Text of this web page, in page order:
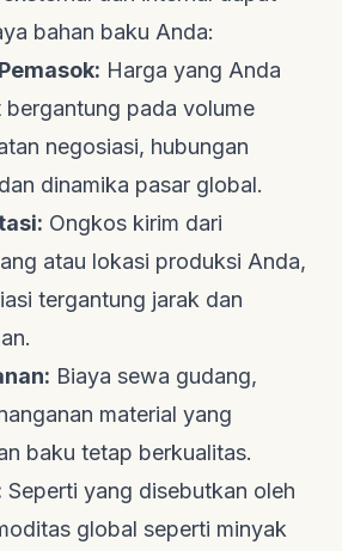
bahan baku Anda:
Harga yang Anda
pada volume
negosiasi, hubungan
dinamika pasar global.
Ongkos kirim dari
atau lokasi produksi Anda,
tergantung jarak dan
Biaya sewa gudang,
material yang
baku tetap berkualitas.
Seperti yang disebutkan oleh
global seperti minyak